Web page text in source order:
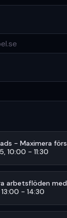
- Maximera
, 10:00 - 11:30
arbetsflöden
13:00 - 14:30